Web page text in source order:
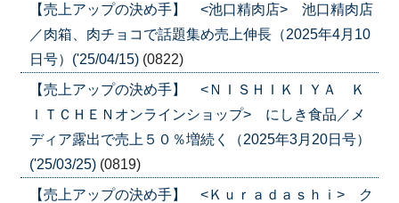
【売上アップの決め手】 <池口精肉店> 池口精肉店
／肉箱、肉チョコで話題集め売上伸長（2025年4月10
日号）('25/04/15) (0822)
【売上アップの決め手】 <ＮＩＳＨＩＫＩＹＡ Ｋ
ＩＴＣＨＥＮオンラインショップ> にしき食品／メ
ディア露出で売上５０％増続く（2025年3月20日号）
('25/03/25) (0819)
【売上アップの決め手】 <Ｋｕｒａｄａｓｈｉ> ク